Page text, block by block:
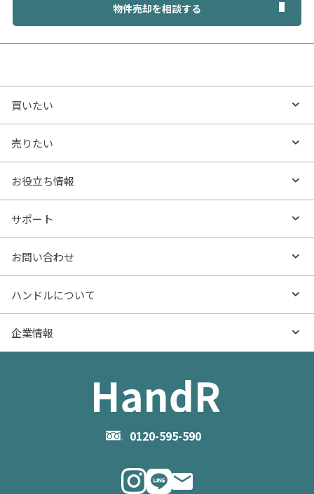
物件売却を相談する
0120-595-590
買いたい
買いたいTOP
沿線・駅から探す
特集から探す
価格更新した物件
物件一覧
売りたい
売りたいTOP
AI査定
売却サービス
お役立ち記事（売却）
お役立ち情報
お役立ち情報TOP
- マンションの基礎知識
- マンション売却
- お金のこと
- 住まいの手引き サイトマップ
サポート
よくあるご質問
お問い合わせ
物件購入のご相談
住み替えのご相談
物件掲載に関するお問い合わせ
ハンドルについて
ハンドルとは
企業情報